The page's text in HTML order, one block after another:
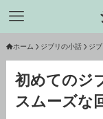
ホーム ジブリの小話 ジ
初めてのジ
スムーズな